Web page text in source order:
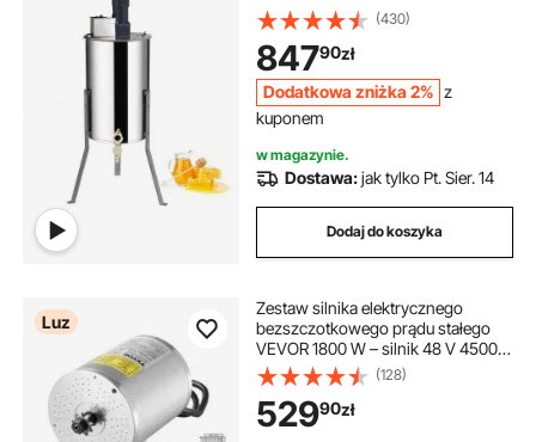
(430)
84790zł
Dodatkowa zniżka 2% z
kuponem
w magazynie.
Dostawa:jak tylko Pt. Sier. 14
Dodaj do koszyka
Luz
Zestaw silnika elektrycznego
bezszczotkowego prądu stałego
VEVOR 1800 W – silnik 48 V 4500
obr./min, silnik elektryczny z
ulepszonym regulatorem
prędkości, idealny do gokartów,
rowerów elektrycznych, motocykli i
(128)
52990zł